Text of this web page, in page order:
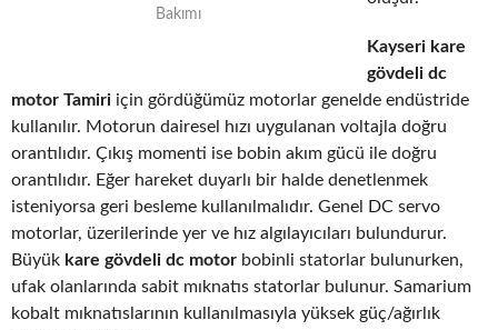
Bakımı
Kayseri kare
gövdeli dc
motor Tamiri için gördüğümüz motorlar genelde endüstride
kullanılır. Motorun dairesel hızı uygulanan voltajla doğru
orantılıdır. Çıkış momenti ise bobin akım gücü ile doğru
orantılıdır. Eğer hareket duyarlı bir halde denetlenmek
isteniyorsa geri besleme kullanılmalıdır. Genel DC servo
motorlar, üzerilerinde yer ve hız algılayıcıları bulundurur.
Büyük kare gövdeli dc motor bobinli statorlar bulunurken,
ufak olanlarında sabit mıknatıs statorlar bulunur. Samarium
kobalt mıknatıslarının kullanılmasıyla yüksek güç/ağırlık